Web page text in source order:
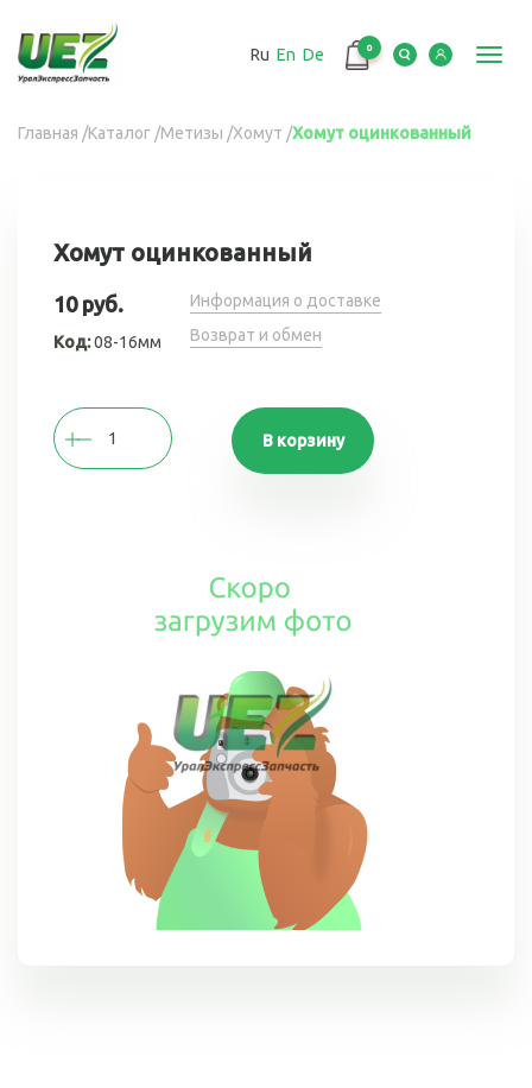
основному
содержанию
Ru En De 0
Вы
Главная /Каталог /Метизы /Хомут /Хомут оцинкованный
Хомут оцинкованный
10 руб.
Код:08-16мм
Информация о доставке
Возврат и обмен
В корзину